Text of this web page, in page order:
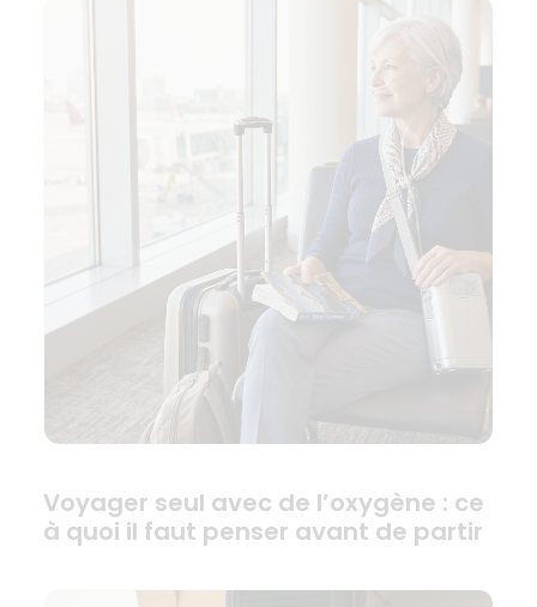
Voyager seul avec de l’oxygène : ce
à quoi il faut penser avant de partir